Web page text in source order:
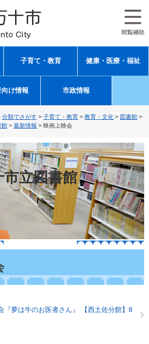
子育て・教育 健康・医療・福祉
け情報 市政情報
分類でさがす > 子育て・教育 > 教育・文化 > 図書館 >
館 > 最新情報 > 映画上映会
市立図書館
『夢は牛のお医者さん』 【西土佐分館】8